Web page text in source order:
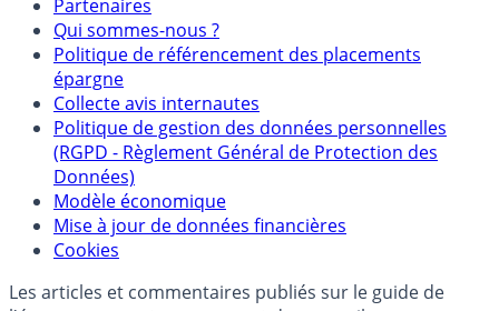
Mentions légales et Conditions d’utilisation
Partenaires
Qui sommes-nous ?
Politique de référencement des placements
épargne
Collecte avis internautes
Politique de gestion des données personnelles
(RGPD - Règlement Général de Protection des
Données)
Modèle économique
Mise à jour de données financières
Cookies